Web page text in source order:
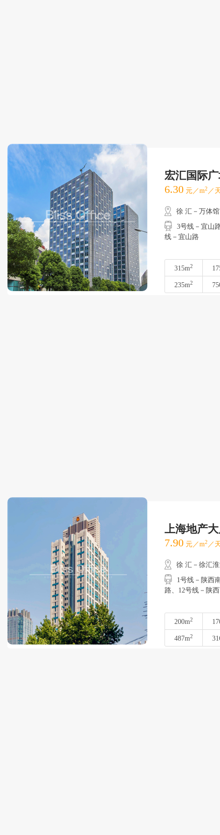
宏汇国际
6.30 元／m2 ／
徐 汇－万体馆
3号线－宜山路
线－宜山路
315m2
235m2
上海地产
7.90 元／m2 ／
徐 汇－徐汇
1号线－陕西南
路、12号线－陕
200m2
487m2